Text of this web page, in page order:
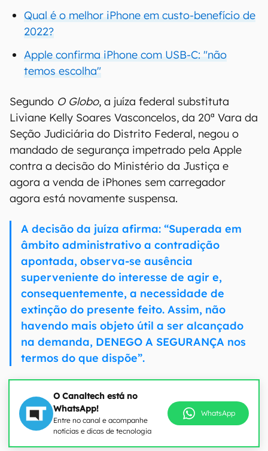
Qual é o melhor iPhone em custo-benefício de
2022?
Apple confirma iPhone com USB-C: "não
temos escolha"
Segundo O Globo, a juíza federal substituta
Liviane Kelly Soares Vasconcelos, da 20ª Vara da
Seção Judiciária do Distrito Federal, negou o
mandado de segurança impetrado pela Apple
contra a decisão do Ministério da Justiça e
agora a venda de iPhones sem carregador
agora está novamente suspensa.
A decisão da juíza afirma: “Superada em
âmbito administrativo a contradição
apontada, observa-se ausência
superveniente do interesse de agir e,
consequentemente, a necessidade de
extinção do presente feito. Assim, não
havendo mais objeto útil a ser alcançado
na demanda, DENEGO A SEGURANÇA nos
termos do que dispõe”.
O Canaltech está no
WhatsApp!
Entre no canal e acompanhe
notícias e dicas de tecnologia
WhatsApp